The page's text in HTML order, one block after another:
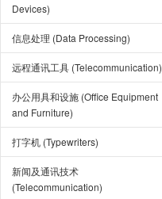
Devices)
信息处理 (Data Processing)
远程通讯工具 (Telecommunication)
办公用具和设施 (Office Equipment
and Furniture)
打字机 (Typewriters)
新闻及通讯技术
(Telecommunication)